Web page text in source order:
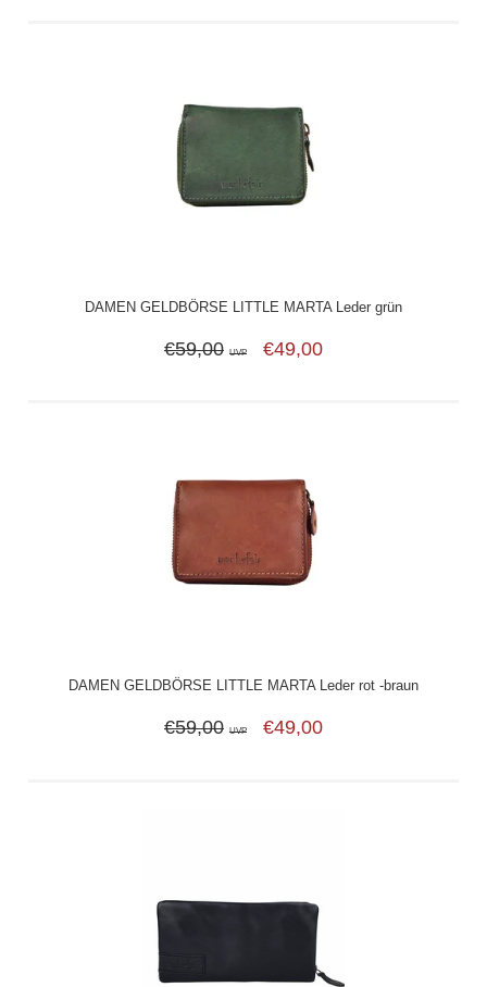
DAMEN GELDBÖRSE LITTLE MARTA Leder grün
€59,00 UVP €49,00
DAMEN GELDBÖRSE LITTLE MARTA Leder rot -braun
€59,00 UVP €49,00